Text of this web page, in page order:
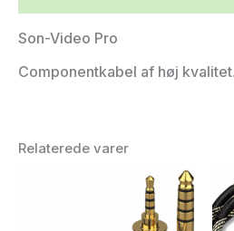
Son-Video Pro
Componentkabel af høj kvalitet.
Relaterede varer